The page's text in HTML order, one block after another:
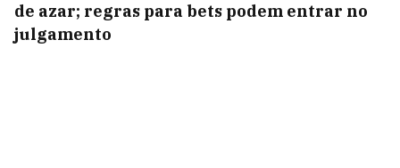
de azar; regras para bets podem entrar no
julgamento